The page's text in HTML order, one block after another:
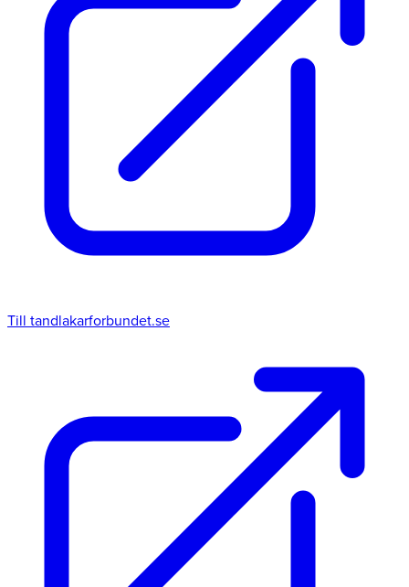
Till tandlakarforbundet.se